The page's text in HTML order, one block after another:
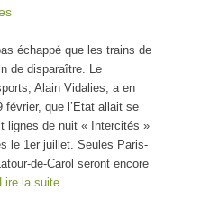
échappé que les trains de
de disparaître. Le
Alain Vidalies, a en
que l’Etat allait se
lignes de nuit « Intercités »
le 1er juillet. Seules Paris-
de-Carol seront encore
Lire la suite…